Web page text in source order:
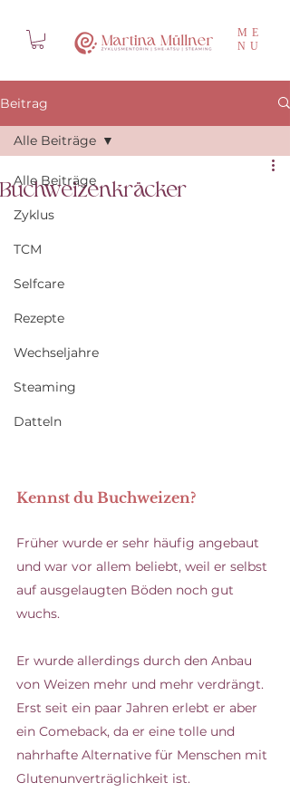
ME
NU
Beitrag
Alle Beiträge
Zyklus
TCM
Selfcare
Rezepte
Wechseljahre
Steaming
Datteln
Alle Beiträge
Buchweizenkräcker
Kennst du Buchweizen?
Früher wurde er sehr häufig angebaut
und war vor allem beliebt, weil er selbst
auf ausgelaugten Böden noch gut
wuchs.
Er wurde allerdings durch den Anbau
von Weizen mehr und mehr verdrängt.
Erst seit ein paar Jahren erlebt er aber
ein Comeback, da er eine tolle und
nahrhafte Alternative für Menschen mit
Glutenunverträglichkeit ist.